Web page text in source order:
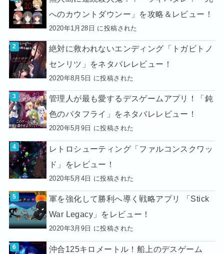
へのカウントダウンー」を攻略＆レビュー！
2020年1月28日 に投稿された
絶対に救われないエンディング「トガビトノ
センリツ」をネタバレレビュー！
2020年8月5日 に投稿された
管理人が最も愛するデスゲームアプリ！「鈍
色のバタフライ」をネタバレレビュー！
2020年5月9日 に投稿された
レトロシューティング「ファルコンスクワッ
ド」をレビュー！
2020年5月4日 に投稿された
軍を強化して勝利へ導く戦略アプリ 「Stick
War Legacy」をレビュー！
2020年3月9日 に投稿された
沖合125キロメートル！船上のデスゲーム